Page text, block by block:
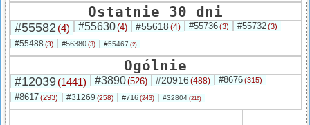
Ostatnie 30 dni
#55582 (4) #55630(4) #55618 (4) #55736(3) #55732(3)
#55488 (3) #56380 (3) #55467 (2)
Ogólnie
#12039(1441) #3890(526) #20916 (488) #8676(315)
#8617(293) #31269 (258) #716 (243) #32804 (216)